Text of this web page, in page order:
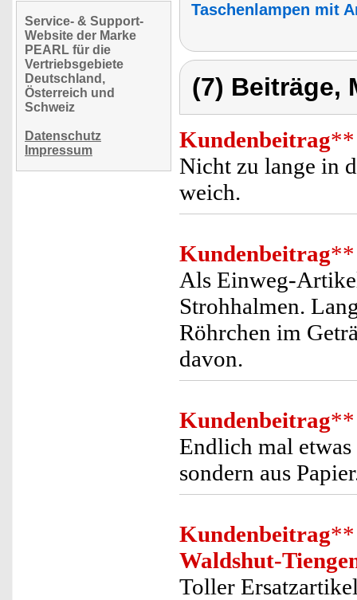
Service- & Support-
Website der Marke
PEARL für die
Vertriebsgebiete
Deutschland,
Österreich und
Schweiz
Datenschutz
Impressum
Taschenlampen mit
(7) Beiträge,
Kundenbeitrag**
Nicht zu lange in
weich.
Kundenbeitrag**
Als Einweg-
Strohhalmen.
Röhrchen im
davon.
Kundenbeitrag**
Endlich mal
sondern aus
Kundenbeitrag**
Waldshut-
Toller